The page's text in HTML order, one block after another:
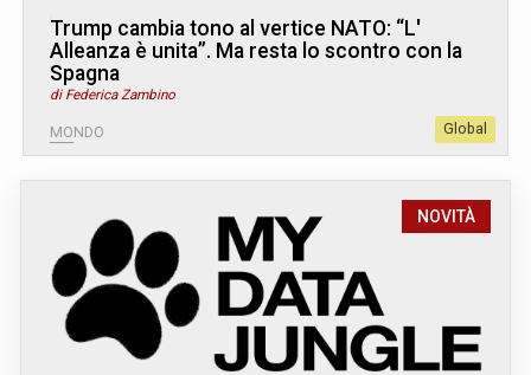
Trump cambia tono al vertice NATO: “L'
Alleanza è unita”. Ma resta lo scontro con la
Spagna
di Federica Zambino
MONDO Global
NOVITÀ